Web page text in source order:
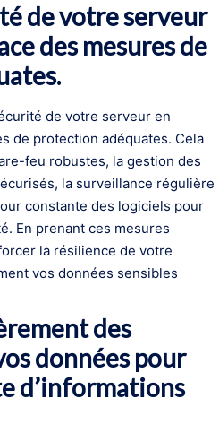
de votre serveur
des mesures de
de votre serveur en
de protection adéquates. Cela
feu robustes, la gestion des
la surveillance régulière
constante des logiciels pour
En prenant ces mesures
la résilience de votre
vos données sensibles
des
données pour
d’informations